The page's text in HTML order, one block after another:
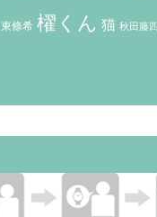
東條希 櫂くん 猫 秋田藤